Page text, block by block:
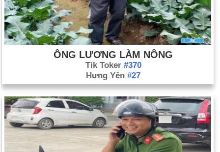
ÔNG LƯƠNG LÀM NÔNG
Tik Toker #370
Hưng Yên #27